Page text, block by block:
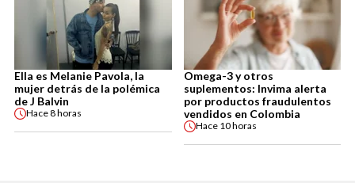
Ella es Melanie Pavola, la
mujer detrás de la polémica
de J Balvin
Hace8 horas
Omega-3 y otros
suplementos: Invima alerta
por productos fraudulentos
vendidos en Colombia
Hace 10 horas